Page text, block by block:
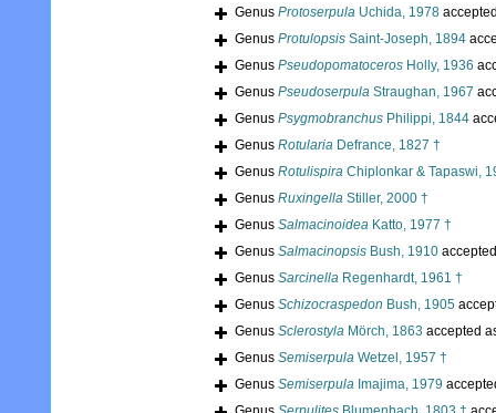
Genus Protoserpula Uchida, 1978
Genus Protulopsis Saint-Joseph, 1894
Genus Pseudopomatoceros Holly, 1936
Genus Pseudoserpula Straughan, 1967
Genus Psygmobranchus Philippi, 1844
Genus Rotularia Defrance, 1827 †
Genus Rotulispira Chiplonkar & Tapaswi,
Genus Ruxingella Stiller, 2000 †
Genus Salmacinoidea Katto, 1977 †
Genus Salmacinopsis Bush, 1910
Genus Sarcinella Regenhardt, 1961 †
Genus Schizocraspedon Bush, 1905
Genus Sclerostyla Mörch, 1863 accepted
Genus Semiserpula Wetzel, 1957 †
Genus Semiserpula Imajima, 1979